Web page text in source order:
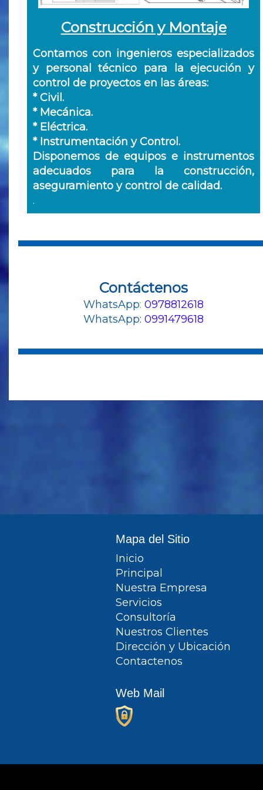
Construcción y Montaje
Contamos con ingenieros especializados
y personal técnico para la ejecución y
control de proyectos en las áreas:
* Civil.
* Mecánica.
* Eléctrica.
* Instrumentación y Control.
Disponemos de equipos e instrumentos
adecuados para la construcción,
aseguramiento y control de calidad.
.
Contáctenos
WhatsApp: 0978812618
WhatsApp: 0991479618
Mapa del Sitio
Inicio
Principal
Nuestra Empresa
Servicios
Consultoría
Nuestros Clientes
Dirección y Ubicación
Contactenos
Web Mail